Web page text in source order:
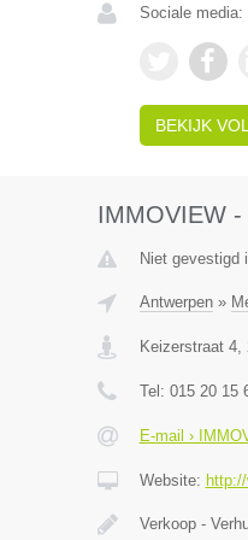
Sociale media:
BEKIJK
IMMOVIEW
Niet gevestigd
Antwerpen»
Keizerstraat 4,
Tel: 015 20 15
E-mail ›
Website:
Verkoop -